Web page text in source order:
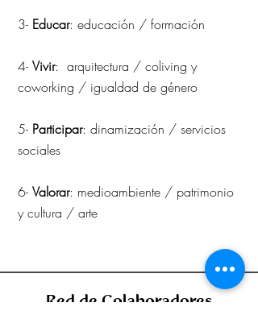
3- Educar: educación / formación
4- Vivir: arquitectura / coliving y
coworking / igualdad de género
5- Participar: dinamización / servicios
sociales
6- Valorar: medioambiente / patrimonio
y cultura / arte
Red de Colaboradores